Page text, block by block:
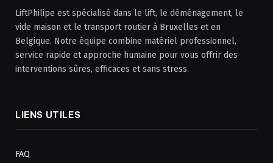
LiftPhilipe est spécialisé dans le lift, le déménagement, le
vide maison et le transport routier à Bruxelles et en
Belgique. Notre équipe combine matériel professionnel,
service rapide et approche humaine pour vous offrir des
interventions sûres, efficaces et sans stress.
LIENS UTILES
FAQ